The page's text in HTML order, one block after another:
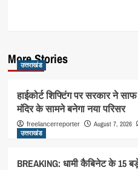
More Stories
उत्तराखंड
हाईकोर्ट शिफ्टिंग पर सरकार ने
मंदिर के सामने बनेगा नया परिसर
freelancerreporter August 7, 2026
उत्तराखंड
BREAKING: धामी कैबिनेट के 15